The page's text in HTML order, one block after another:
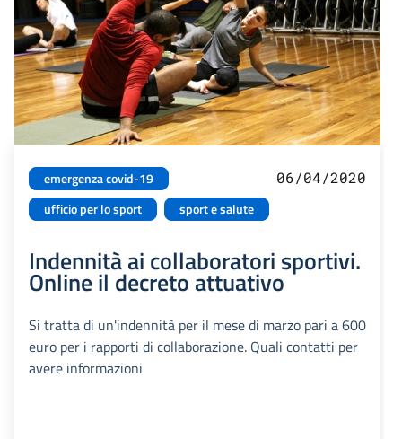
emergenza covid-19
ufficio per lo sport
sport e salute
06/04/2020
Indennità ai collaboratori sportivi.
Online il decreto attuativo
Si tratta di un'indennità per il mese di marzo pari a 600
euro per i rapporti di collaborazione. Quali contatti per
avere informazioni